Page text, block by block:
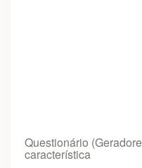
Questionário
característica